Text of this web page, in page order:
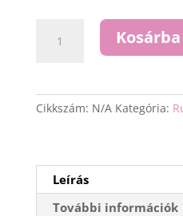
fodros
mennyiség
Cikkszám: N/A Kategória:
Leírás
További információk